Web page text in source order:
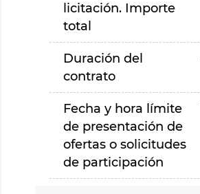
licitación. Importe
total
Duración del
contrato
Fecha y hora límite
de presentación de
ofertas o solicitudes
de participación